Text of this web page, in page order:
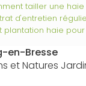
tailler une
d'entretien
plantation haie
en-Bresse
et Natures